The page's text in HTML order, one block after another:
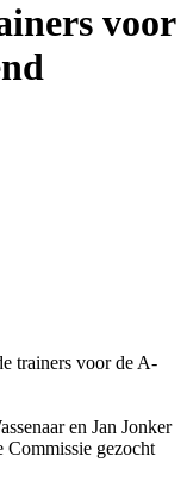
voor
trainers voor de A-
en Jan Jonker
Commissie gezocht